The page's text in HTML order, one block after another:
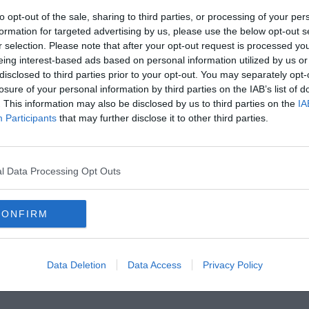
opt-out of the sale, sharing to third parties, or processing of your
for targeted advertising by us, please use the below opt-out
selection. Please note that after your opt-out request is processed
interest-based ads based on personal information utilized by us
to third parties prior to your opt-out. You may separately
of your personal information by third parties on the IAB’s list of
This information may also be disclosed by us to third parties on the
Participants that may further disclose it to other third parties.
Data Processing Opt Outs
Data Deletion Data Access Privacy Policy
iscriviti allaNewsletter QUInews - ToscanaMedia.
nella tua casella di posta.
ragazzi
poll
della regione
seggio elettorale